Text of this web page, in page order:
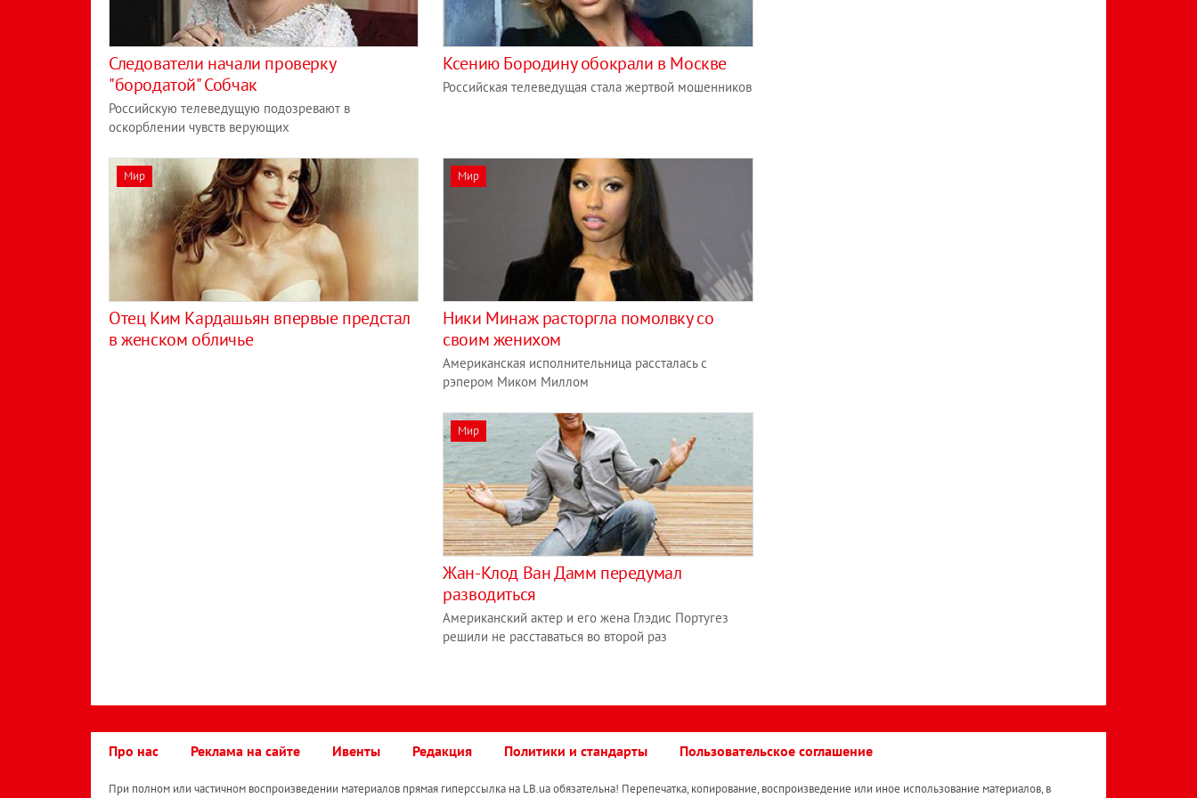
Следователи начали проверку
"бородатой" Собчак
Российскую телеведущую подозревают в
оскорблении чувств верующих
Ксению Бородину обокрали в Москве
Российская телеведущая стала жертвой мошенников
Мир
Отец Ким Кардашьян впервые предстал
в женском обличье
Мир
Ники Минаж расторгла помолвку со
своим женихом
Американская исполнительница рассталась с
рэпером Миком Миллом
Мир
Жан-Клод Ван Дамм передумал
разводиться
Американский актер и его жена Глэдис Португез
решили не расставаться во второй раз
Про нас Реклама на сайте Ивенты Редакция Политики и стандарты Пользовательское соглашение
При полном или частичном воспроизведении материалов прямая гиперссылка на LB.ua обязательна! Перепечатка, копирование, воспроизведение или иное использование материалов, в